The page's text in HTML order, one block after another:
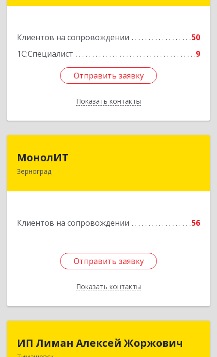
Клиентов на сопровождении
50
1С:Специалист
9
Отправить заявку
Показать контакты
Отправить заявку
Назад
МонолИТ
Зерноград
Клиентов на сопровождении 56
Отправить заявку
Показать контакты
347740, Ростовская обл, Зерноградский р-н,
Отправить заявку
Назад
ИП Лиман Алексей Жоржович
ИП Лиман Алексей Жоржович